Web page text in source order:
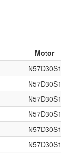
Motor
N57D30S1
N57D30S1
N57D30S1
N57D30S1
N57D30S1
N57D30S1